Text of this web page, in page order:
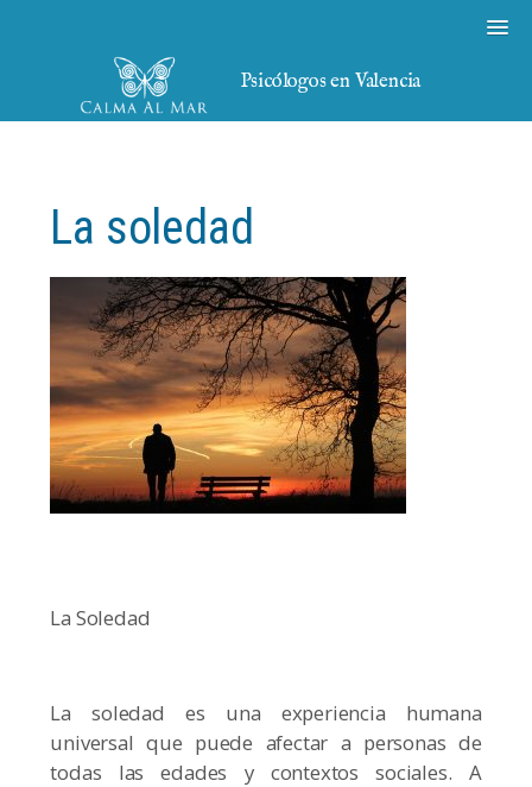
Psicólogos en Valencia
La soledad
La Soledad
La soledad es una experiencia humana
universal que puede afectar a personas de
todas las edades y contextos sociales. A